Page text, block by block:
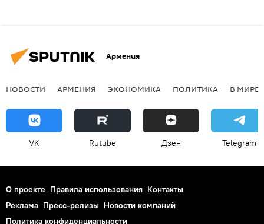
Армения
НОВОСТИ АРМЕНИЯ ЭКОНОМИКА ПОЛИТИКА В МИРЕ
VK Rutube Дзен Telegram
О проекте Правила использования Контакты
Реклама Пресс-релизы Новости компаний
Политика конфиденциальности